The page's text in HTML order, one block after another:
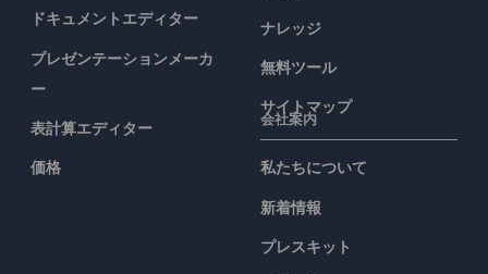
ドキュメントエディター
プレゼンテーションメーカ
ー
表計算エディター
価格
ナレッジ
無料ツール
サイトマップ
会社案内
私たちについて
新着情報
プレスキット